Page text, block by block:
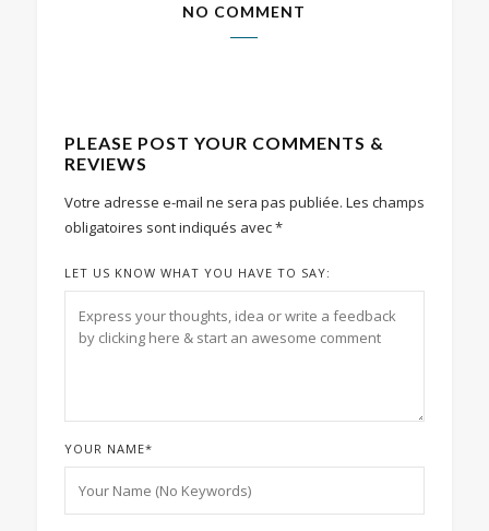
NO COMMENT
PLEASE POST YOUR COMMENTS &
REVIEWS
Votre adresse e-mail ne sera pas publiée. Les champs
obligatoires sont indiqués avec*
LET US KNOW WHAT YOU HAVE TO SAY:
YOUR NAME*